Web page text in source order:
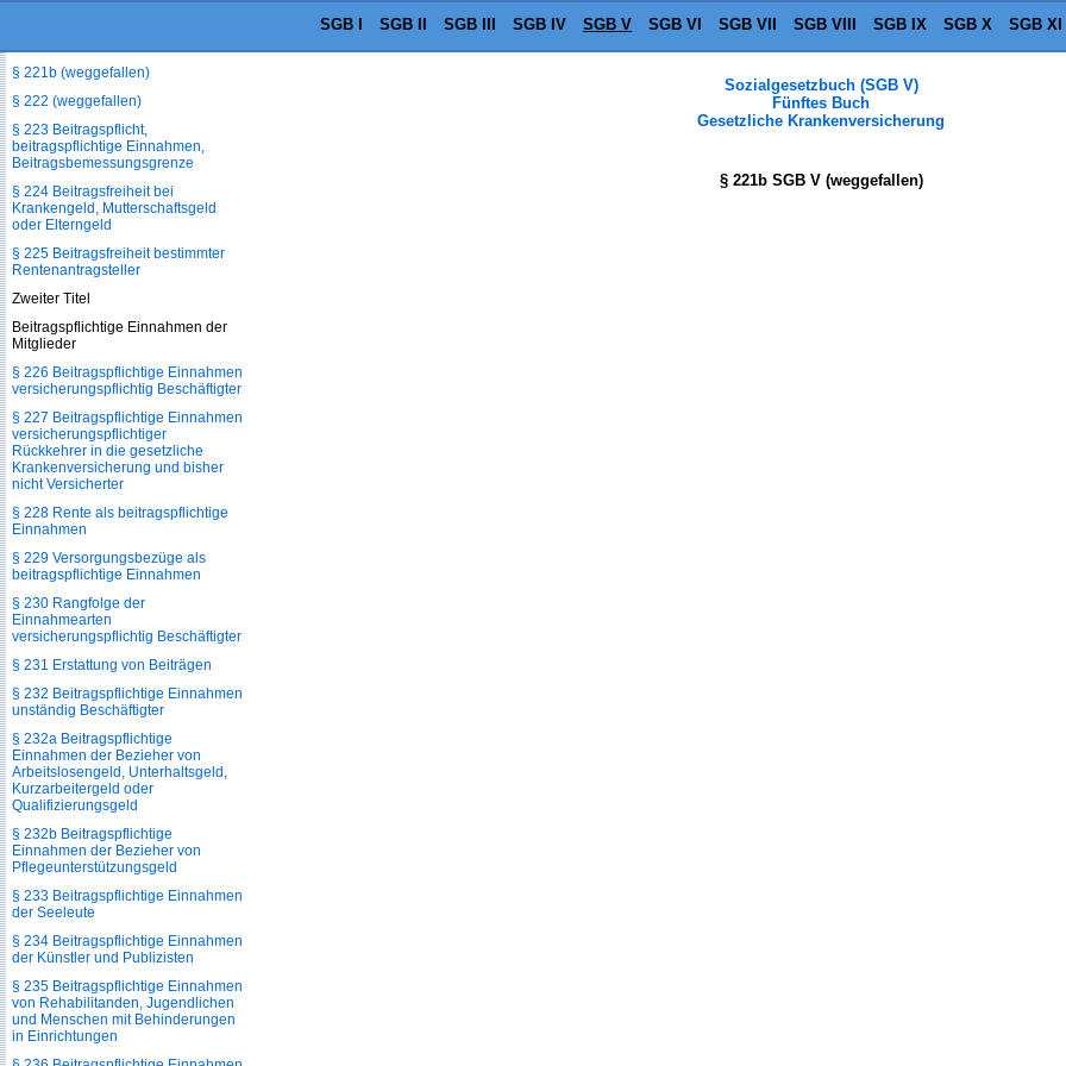
SGB I SGB II SGB III SGB IV SGB V SGB VI SGB VII SGB VIII SGB IX SGB X SGB XI
Sozialgesetzbuch (SGB V)
Fünftes Buch
Gesetzliche Krankenversicherung
§ 221b SGB V (weggefallen)
§ 221b (weggefallen)
§ 222 (weggefallen)
§ 223 Beitragspflicht,
beitragspflichtige Einnahmen,
Beitragsbemessungsgrenze
§ 224 Beitragsfreiheit bei
Krankengeld, Mutterschaftsgeld
oder Elterngeld
§ 225 Beitragsfreiheit bestimmter
Rentenantragsteller
Zweiter Titel
Beitragspflichtige Einnahmen der
Mitglieder
§ 226 Beitragspflichtige Einnahmen
versicherungspflichtig Beschäftigter
§ 227 Beitragspflichtige Einnahmen
versicherungspflichtiger
Rückkehrer in die gesetzliche
Krankenversicherung und bisher
nicht Versicherter
§ 228 Rente als beitragspflichtige
Einnahmen
§ 229 Versorgungsbezüge als
beitragspflichtige Einnahmen
§ 230 Rangfolge der
Einnahmearten
versicherungspflichtig Beschäftigter
§ 231 Erstattung von Beiträgen
§ 232 Beitragspflichtige Einnahmen
unständig Beschäftigter
§ 232a Beitragspflichtige
Einnahmen der Bezieher von
Arbeitslosengeld, Unterhaltsgeld,
Kurzarbeitergeld oder
Qualifizierungsgeld
§ 232b Beitragspflichtige
Einnahmen der Bezieher von
Pflegeunterstützungsgeld
§ 233 Beitragspflichtige Einnahmen
der Seeleute
§ 234 Beitragspflichtige Einnahmen
der Künstler und Publizisten
§ 235 Beitragspflichtige Einnahmen
von Rehabilitanden, Jugendlichen
und Menschen mit Behinderungen
in Einrichtungen